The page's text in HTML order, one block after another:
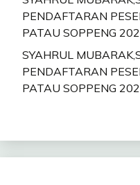
PENDAFTARAN
PATAU SOPPENG
SYAHRUL
PENDAFTARAN
PATAU SOPPENG